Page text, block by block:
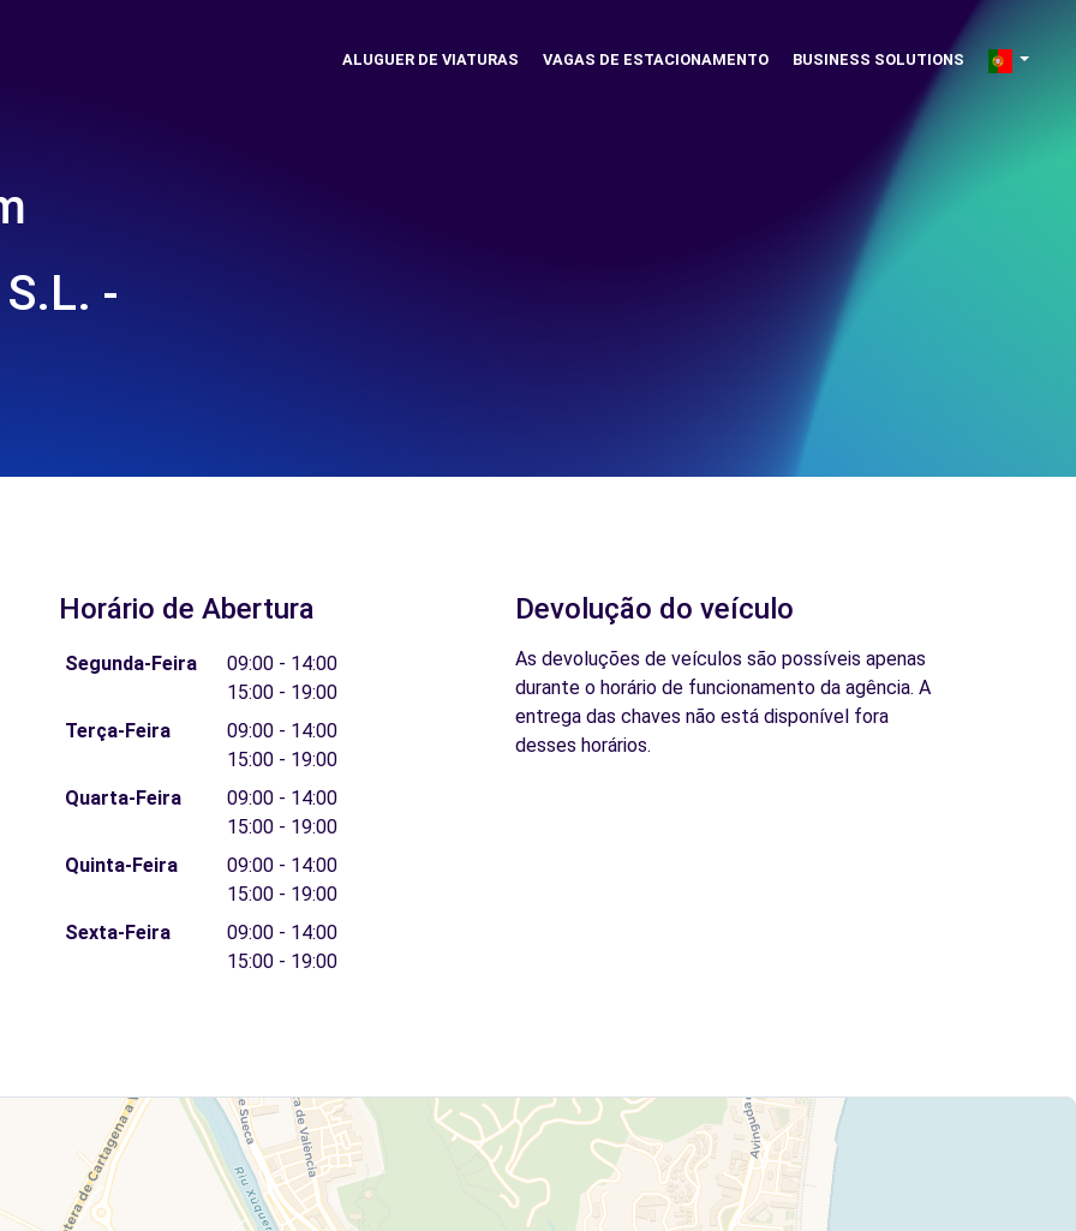
ALUGUER DE VIATURAS VAGAS DE ESTACIONAMENTO BUSINESS SOLUTIONS
-
Horário de Abertura
Segunda-Feira
09:00 - 14:00
15:00 - 19:00
Terça-Feira
09:00 - 14:00
15:00 - 19:00
Quarta-Feira
09:00 - 14:00
15:00 - 19:00
Quinta-Feira
09:00 - 14:00
15:00 - 19:00
Sexta-Feira
09:00 - 14:00
15:00 - 19:00
Devolução do veículo
As devoluções de veículos são possíveis apenas
durante o horário de funcionamento da agência. A
entrega das chaves não está disponível fora
desses horários.